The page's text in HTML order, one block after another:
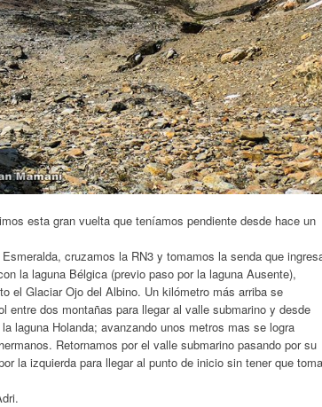
esta gran vuelta que teníamos pendiente desde hace un
cruzamos la RN3 y tomamos la senda que
la laguna Bélgica (previo paso por la laguna Ausente),
el Glaciar Ojo del Albino. Un kilómetro más arriba se
entre dos montañas para llegar al valle submarino y desde
laguna Holanda; avanzando unos metros mas se logra
Retornamos por el valle submarino pasando por su
la izquierda para llegar al punto de inicio sin tener que